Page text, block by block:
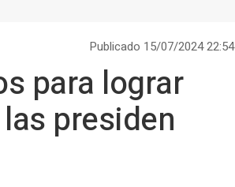
Publicado 15/07/2024 22:54
para lograr
presiden